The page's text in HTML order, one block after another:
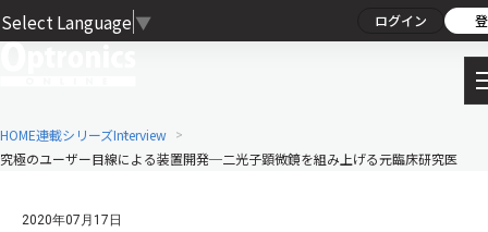
Select Language ▼ ログイン
HOME連載シリーズInterview
究極のユーザー目線による装置開発─二光子顕微鏡を組み上げる元臨床研究医
2020年07月17日